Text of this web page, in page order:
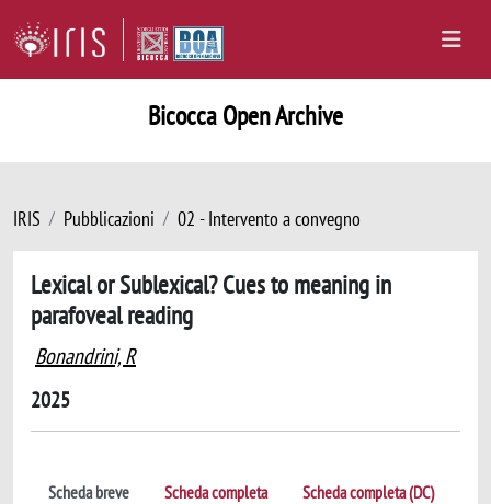
Bicocca Open Archive
IRIS Pubblicazioni 02 - Intervento a convegno
Lexical or Sublexical? Cues to meaning in
parafoveal reading
Bonandrini, R
2025
Scheda breve Scheda completa Scheda completa (DC)